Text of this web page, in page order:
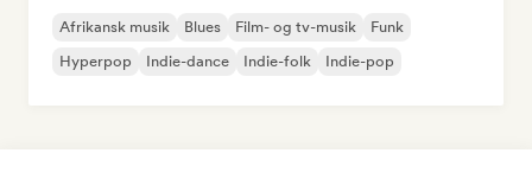
Afrikansk musik Blues Film- og tv-musik
Funk
Hyperpop
Indie-dance Indie-folk Indie-pop